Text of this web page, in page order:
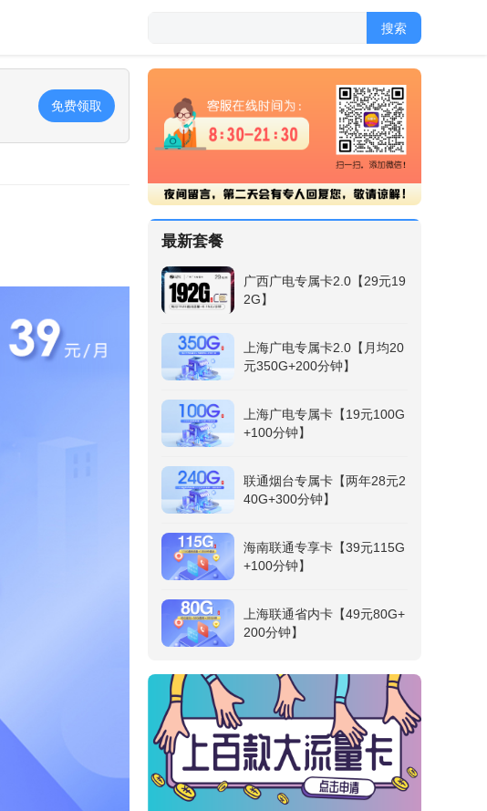
搜索
免费领取
最新套餐
广西广电专属卡2.0【29元19
2G】
上海广电专属卡2.0【月均20
元350G+200分钟】
上海广电专属卡【19元100G
+100分钟】
联通烟台专属卡【两年28元2
40G+300分钟】
海南联通专享卡【39元115G
+100分钟】
上海联通省内卡【49元80G+
200分钟】